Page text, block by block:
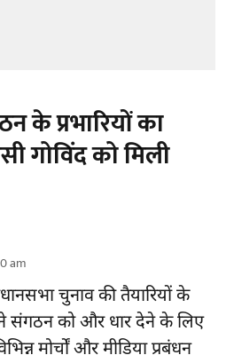
के प्रभारियों का
गोविंद को मिली
am
चुनाव की तैयारियों के
ने संगठन को और धार देने के लिए
मोर्चों और मीडिया प्रबंधन